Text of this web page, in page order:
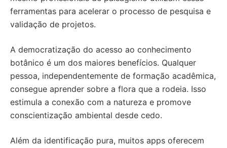
ferramentas para acelerar o processo de pesquisa e
validação de projetos.
A democratização do acesso ao conhecimento
botânico é um dos maiores benefícios. Qualquer
pessoa, independentemente de formação acadêmica,
consegue aprender sobre a flora que a rodeia. Isso
estimula a conexão com a natureza e promove
conscientização ambiental desde cedo.
Além da identificação pura, muitos apps oferecem